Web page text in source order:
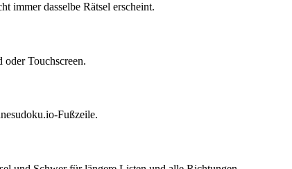
immer dasselbe Rätsel erscheint.
Touchscreen.
Fußzeile.